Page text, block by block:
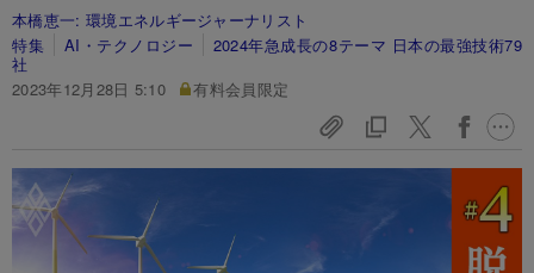
本橋恵一: 環境エネルギージャーナリスト
特集
AI・テクノロジー
2024年急成長の8テーマ 日本の最強技術79
社
2023年12月28日 5:10
有料会員限定